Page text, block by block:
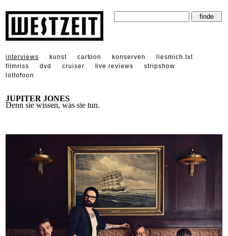
interviews kunst cartoon konserven
liesmich.txt
filmriss
dvd cruiser live reviews
stripshow
lottofoon
JUPITER JONES
Denn sie wissen, was sie tun.